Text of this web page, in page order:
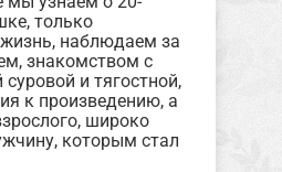
только
наблюдаем за
знакомством с
и тягостной,
к произведению, а
широко
которым стал